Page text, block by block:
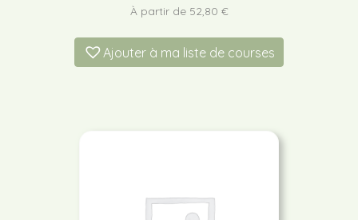
À partir de 52,80 €
Ajouter à ma liste de courses